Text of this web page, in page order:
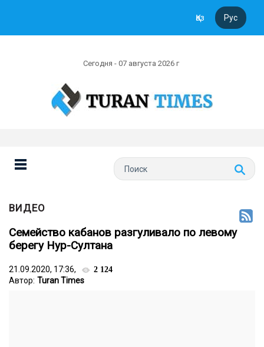
Қаз Рус
Сегодня - 07 августа 2026 г
ВИДЕО
Семейство кабанов разгуливало по левому
берегу Нур-Султана
21.09.2020, 17:36, 2 124
Автор: Turan Times